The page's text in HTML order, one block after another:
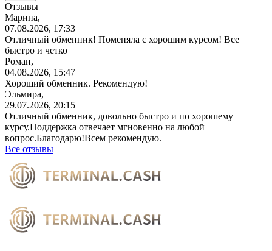
Отзывы
Марина,
07.08.2026, 17:33
Отличный обменник! Поменяла с хорошим курсом! Все
быстро и четко
Роман,
04.08.2026, 15:47
Хороший обменник. Рекомендую!
Эльмира,
29.07.2026, 20:15
Отличный обменник, довольно быстро и по хорошему
курсу.Поддержка отвечает мгновенно на любой
вопрос.Благодарю!Всем рекомендую.
Все отзывы